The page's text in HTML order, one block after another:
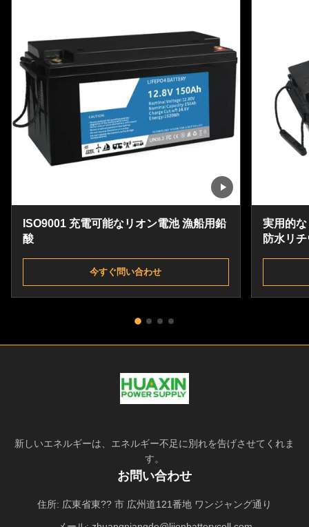
ISO9001 充電可能なリオン電池 漁船用鉛
酸
今すぐ問い合わせ
実用的
防水リ
新しいエネルギーは、エネルギー不足に別れを告げさせてくれま
す。
お問い合わせ
住所: 広東省東?? 市 広州道121番地 ワンジャング通り